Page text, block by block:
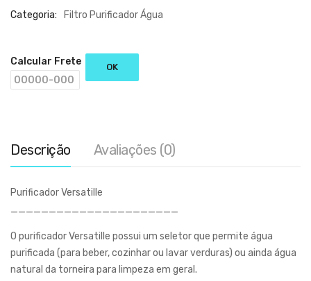
Categoria: Filtro Purificador Água
Calcular Frete OK
Descrição Avaliações (0)
Purificador Versatille
______________________
O purificador Versatille possui um seletor que permite água
purificada (para beber, cozinhar ou lavar verduras) ou ainda água
natural da torneira para limpeza em geral.